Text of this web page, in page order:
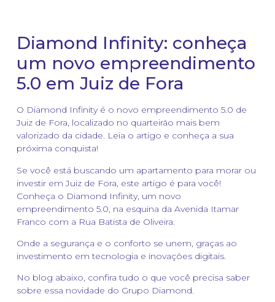
Diamond Infinity: conheça
um novo empreendimento
5.0 em Juiz de Fora
O Diamond Infinity é o novo empreendimento 5.0 de
Juiz de Fora, localizado no quarteirão mais bem
valorizado da cidade. Leia o artigo e conheça a sua
próxima conquista!
Se você está buscando um apartamento para morar ou
investir em Juiz de Fora, este artigo é para você!
Conheça o Diamond Infinity, um novo
empreendimento 5.0, na esquina da Avenida Itamar
Franco com a Rua Batista de Oliveira.
Onde a segurança e o conforto se unem, graças ao
investimento em tecnologia e inovações digitais.
No blog abaixo, confira tudo o que você precisa saber
sobre essa novidade do Grupo Diamond.